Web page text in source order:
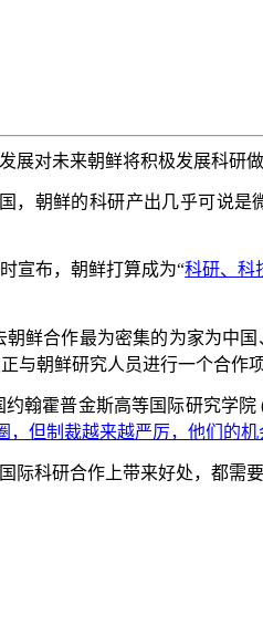
展对未来朝鲜将积极发展科研
，朝鲜的科研产出几乎可说是
宣布，朝鲜打算成为“科研、科
鲜合作最为密集的为家为中
与朝鲜研究人员进行一个合作
翰霍普金斯高等国际研究学院
，但制裁越来越严厉，他们的机
科研合作上带来好处，都需要